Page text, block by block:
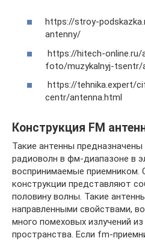
https://stroy-
antenny/
https://hitech-online.ru/
foto/muzykalnyj-tsentr/
https://tehnika.expert/
centr/antenna.html
Конструкция FM
Такие антенны
радиоволн в фм-диапазоне в
воспринимаемые приемником.
конструкции представляют
половину волны. Такие
направленными свойствами,
много помеховых излучений
пространства. Если fm-